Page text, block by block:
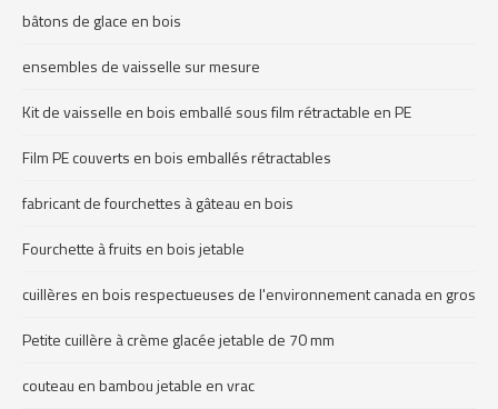
bâtons de glace en bois
ensembles de vaisselle sur mesure
Kit de vaisselle en bois emballé sous film rétractable en PE
Film PE couverts en bois emballés rétractables
fabricant de fourchettes à gâteau en bois
Fourchette à fruits en bois jetable
cuillères en bois respectueuses de l'environnement canada en gros
Petite cuillère à crème glacée jetable de 70 mm
couteau en bambou jetable en vrac